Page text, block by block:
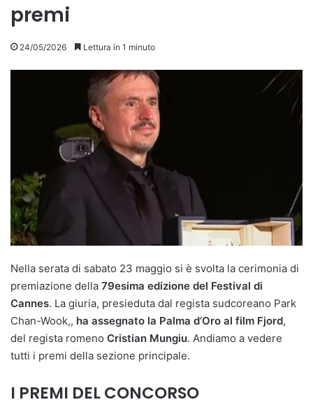
premi
24/05/2026 Lettura in 1 minuto
Nella serata di sabato 23 maggio si è svolta la cerimonia di
premiazione della 79esima edizione del Festival di
Cannes. La giuria, presieduta dal regista sudcoreano Park
Chan-Wook,, ha assegnato la Palma d’Oro al film Fjord,
del regista romeno Cristian Mungiu. Andiamo a vedere
tutti i premi della sezione principale.
I PREMI DEL CONCORSO